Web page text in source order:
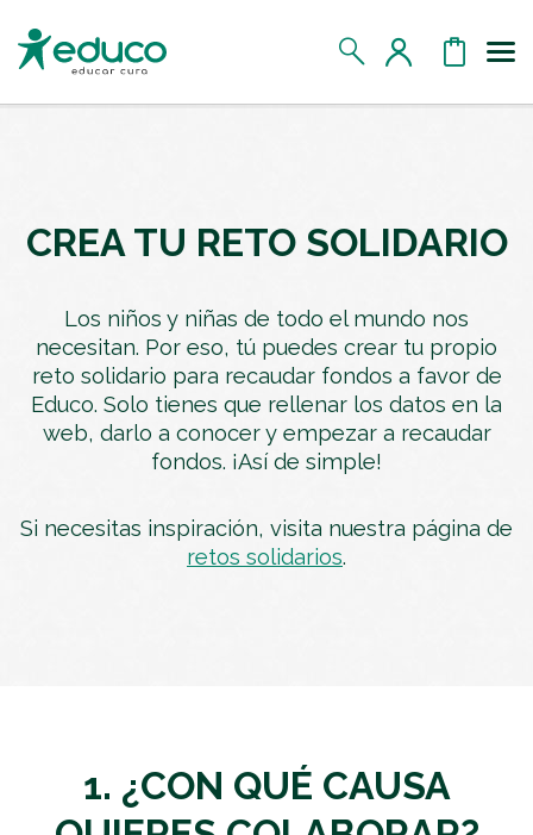
MIS RETOS SOLIDARIOS
CERRAR SESIÓN
CREA TU RETO SOLIDARIO
Los niños y niñas de todo el mundo nos
necesitan. Por eso, tú puedes crear tu propio
reto solidario para recaudar fondos a favor de
Educo. Solo tienes que rellenar los datos en la
web, darlo a conocer y empezar a recaudar
fondos. ¡Así de simple!
Si necesitas inspiración, visita nuestra página de
retos solidarios.
1. ¿CON QUÉ CAUSA